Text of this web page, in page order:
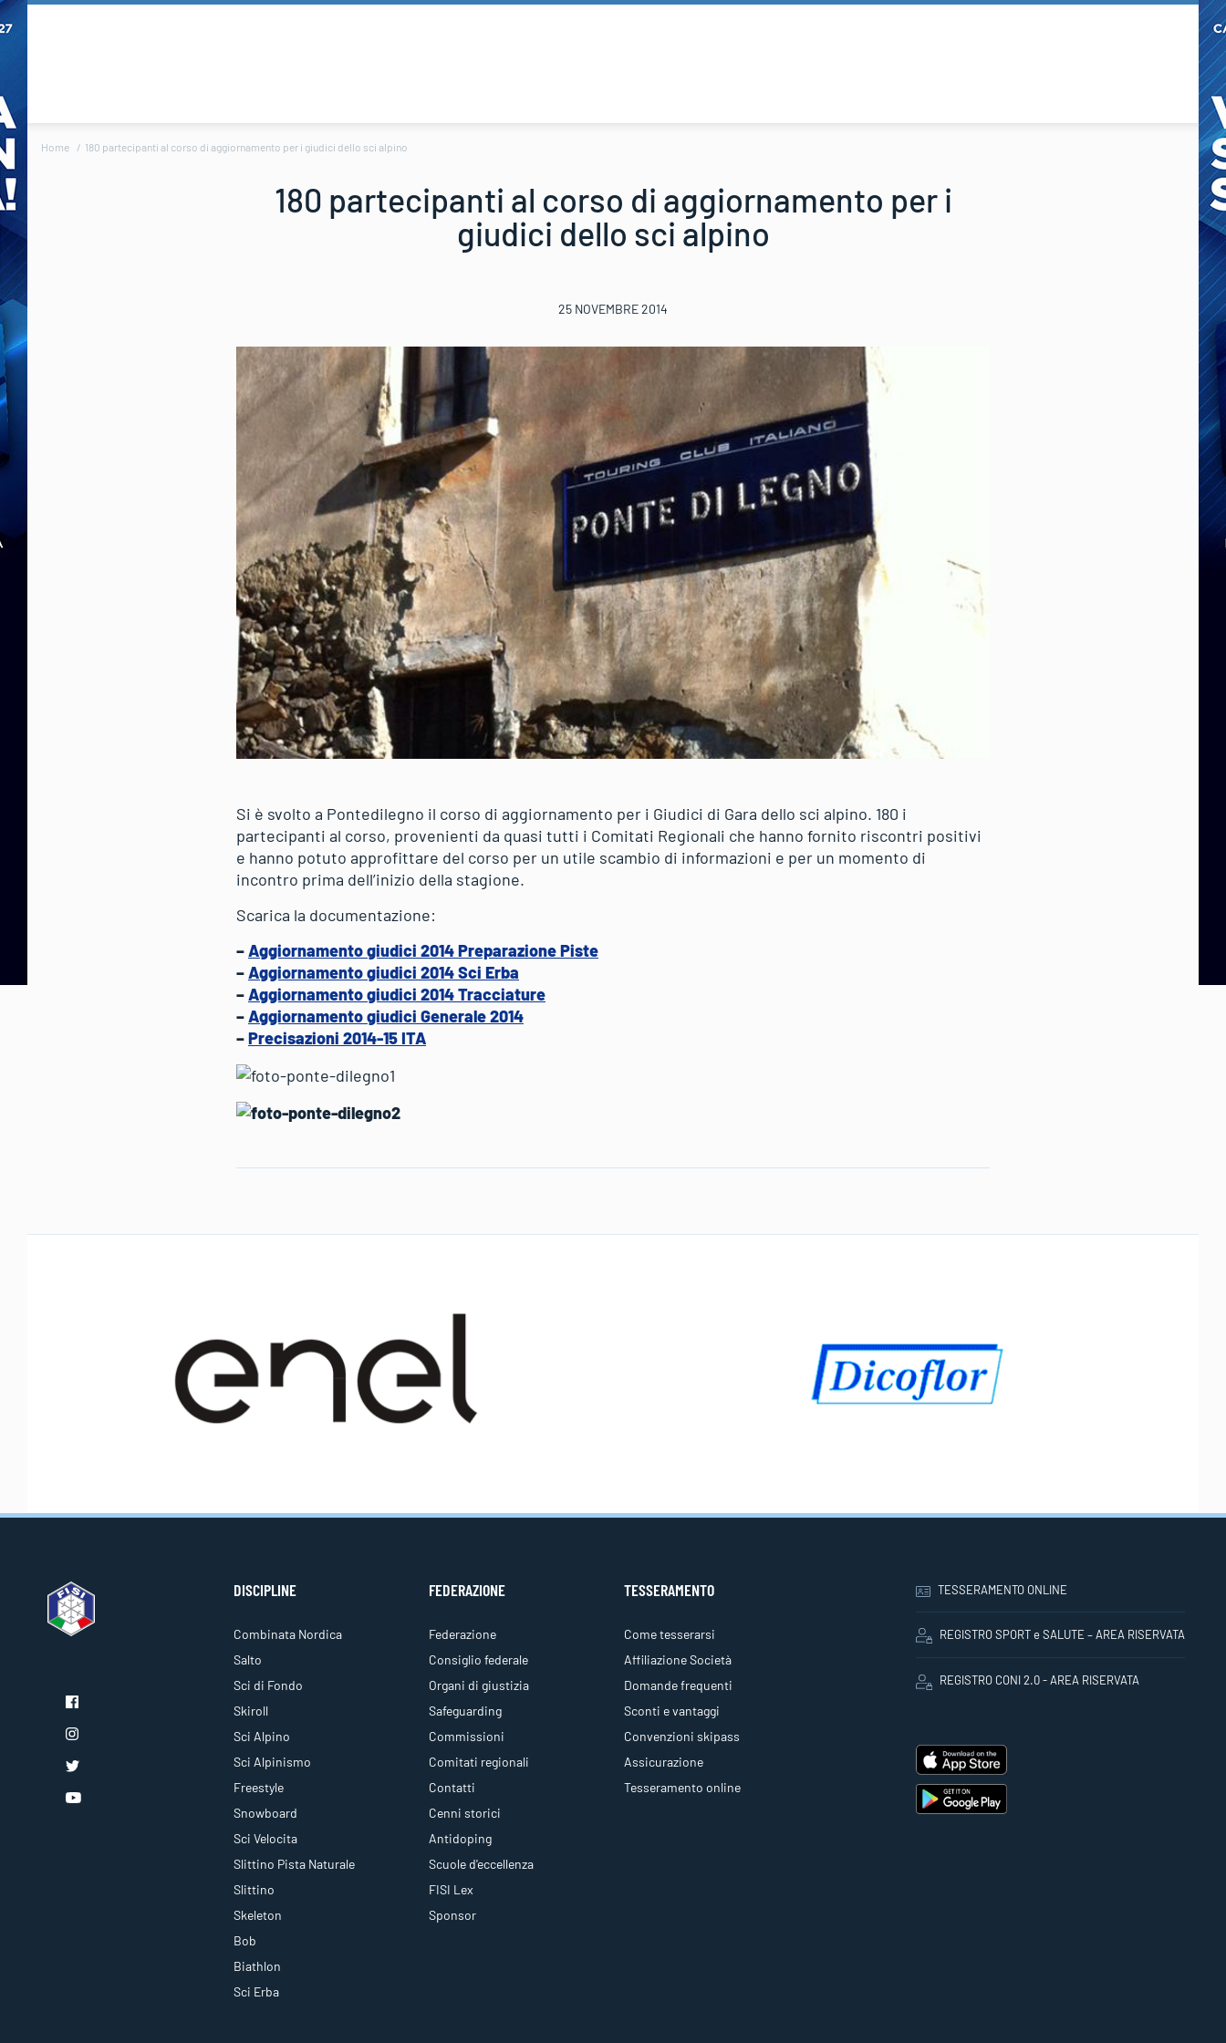
Home 180 partecipanti al corso di aggiornamento per i giudici dello sci alpino
180 partecipanti al corso di aggiornamento per i
giudici dello sci alpino
25 NOVEMBRE 2014
Si è svolto a Pontedilegno il corso di aggiornamento per i Giudici di Gara dello sci alpino. 180 i
partecipanti al corso, provenienti da quasi tutti i Comitati Regionali che hanno fornito riscontri positivi
e hanno potuto approfittare del corso per un utile scambio di informazioni e per un momento di
incontro prima dell’inizio della stagione.
Scarica la documentazione:
–Aggiornamento giudici 2014 Preparazione Piste
–Aggiornamento giudici 2014 Sci Erba
–Aggiornamento giudici 2014 Tracciature
–Aggiornamento giudici Generale 2014
–Precisazioni 2014-15 ITA
DISCIPLINE
Combinata Nordica
Salto
Sci di Fondo
Skiroll
Sci Alpino
Sci Alpinismo
Freestyle
Snowboard
Sci Velocita
Slittino Pista Naturale
Slittino
Skeleton
Bob
Biathlon
Sci Erba
FEDERAZIONE
Federazione
Consiglio federale
Organi di giustizia
Safeguarding
Commissioni
Comitati regionali
Contatti
Cenni storici
Antidoping
Scuole d'eccellenza
FISI Lex
Sponsor
TESSERAMENTO
Come tesserarsi
Affiliazione Società
Domande frequenti
Sconti e vantaggi
Convenzioni skipass
Assicurazione
Tesseramento online
TESSERAMENTO ONLINE
REGISTRO SPORT e SALUTE – AREA RISERVATA
REGISTRO CONI 2.0 - AREA RISERVATA